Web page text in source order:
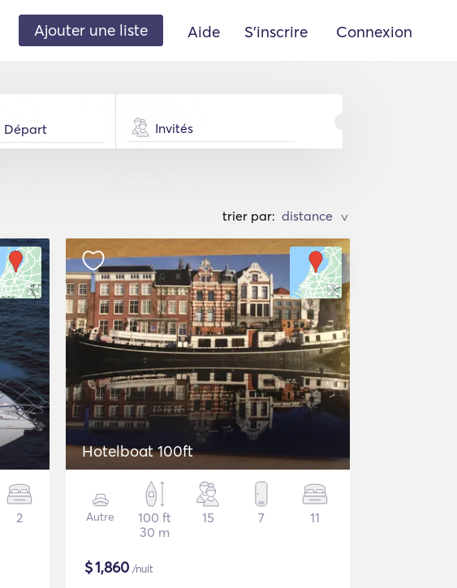
Ajouter une liste Aide S'inscrire Connexion
Invités
trier par: >
2
Hotelboat 100ft
Autre
100 ft
30 m
15 7 11
$1,860 /nuit